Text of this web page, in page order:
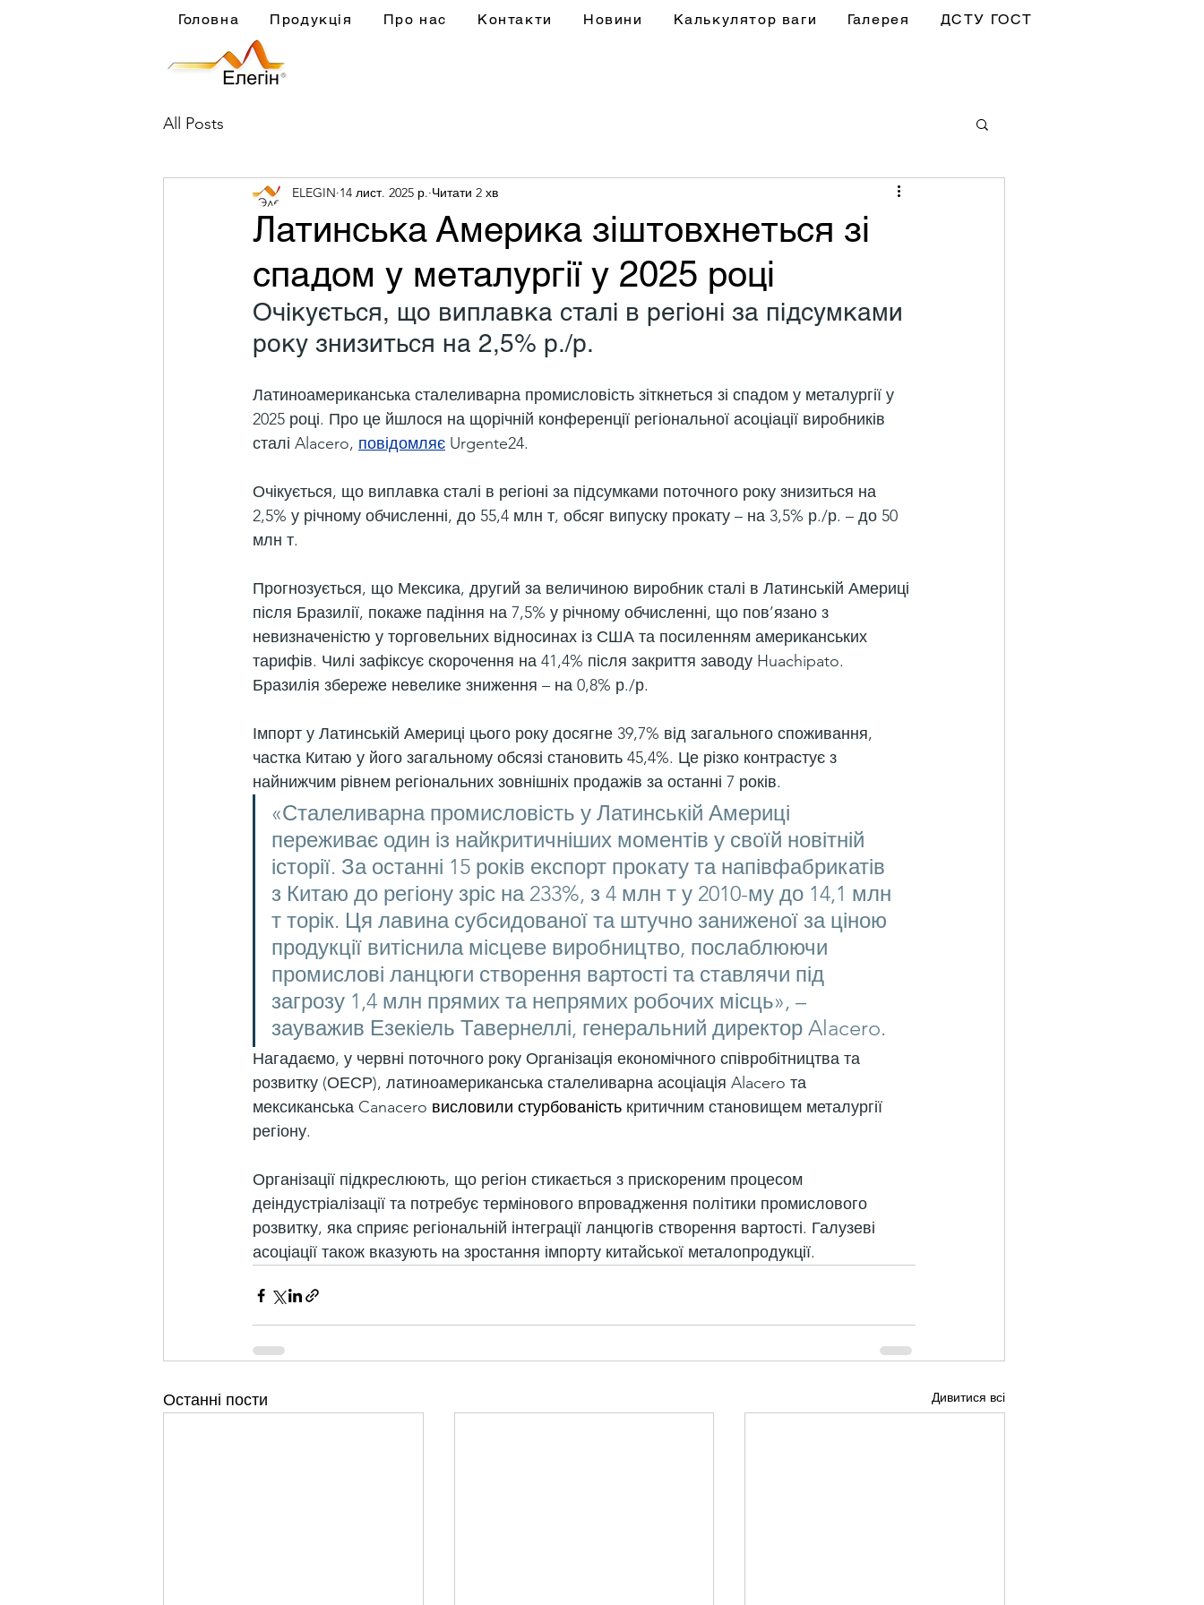
Головна Продукція Про нас Контакти Новини Калькулятор ваги Галерея ДСТУ ГОСТ
All Posts
Латинська Америка зіштовхнеться зі
спадом у металургії у 2025 році
ELEGIN 14 лист. 2025 р. Читати 2 хв
Очікується, що виплавка сталі в регіоні за підсумками
року знизиться на 2,5% р./р.
Латиноамериканська сталеливарна промисловість зіткнеться зі спадом у металургії у
2025 році. Про це йшлося на щорічній конференції регіональної асоціації виробників
сталі Alacero, повідомляє Urgente24.
Очікується, що виплавка сталі в регіоні за підсумками поточного року знизиться на
2,5% у річному обчисленні, до 55,4 млн т, обсяг випуску прокату – на 3,5% р./р. – до 50
млн т.
Прогнозується, що Мексика, другий за величиною виробник сталі в Латинській Америці
після Бразилії, покаже падіння на 7,5% у річному обчисленні, що пов’язано з
невизначеністю у торговельних відносинах із США та посиленням американських
тарифів. Чилі зафіксує скорочення на 41,4% після закриття заводу Huachipato.
Бразилія збереже невелике зниження – на 0,8% р./р.
Імпорт у Латинській Америці цього року досягне 39,7% від загального споживання,
частка Китаю у його загальному обсязі становить 45,4%. Це різко контрастує з
найнижчим рівнем регіональних зовнішніх продажів за останні 7 років.
«Сталеливарна промисловість у Латинській Америці
переживає один із найкритичніших моментів у своїй новітній
історії. За останні 15 років експорт прокату та напівфабрикатів
з Китаю до регіону зріс на 233%, з 4 млн т у 2010-му до 14,1 млн
т торік. Ця лавина субсидованої та штучно заниженої за ціною
продукції витіснила місцеве виробництво, послаблюючи
промислові ланцюги створення вартості та ставлячи під
загрозу 1,4 млн прямих та непрямих робочих місць», –
зауважив Езекіель Тавернеллі, генеральний директор Alacero.
Нагадаємо, у червні поточного року Організація економічного співробітництва та
розвитку (ОЕСР), латиноамериканська сталеливарна асоціація Alacero та
мексиканська Canacero висловили стурбованість критичним становищем металургії
регіону.
Організації підкреслюють, що регіон стикається з прискореним процесом
деіндустріалізації та потребує термінового впровадження політики промислового
розвитку, яка сприяє регіональній інтеграції ланцюгів створення вартості. Галузеві
асоціації також вказують на зростання імпорту китайської металопродукції.
Останні пости Дивитися всі